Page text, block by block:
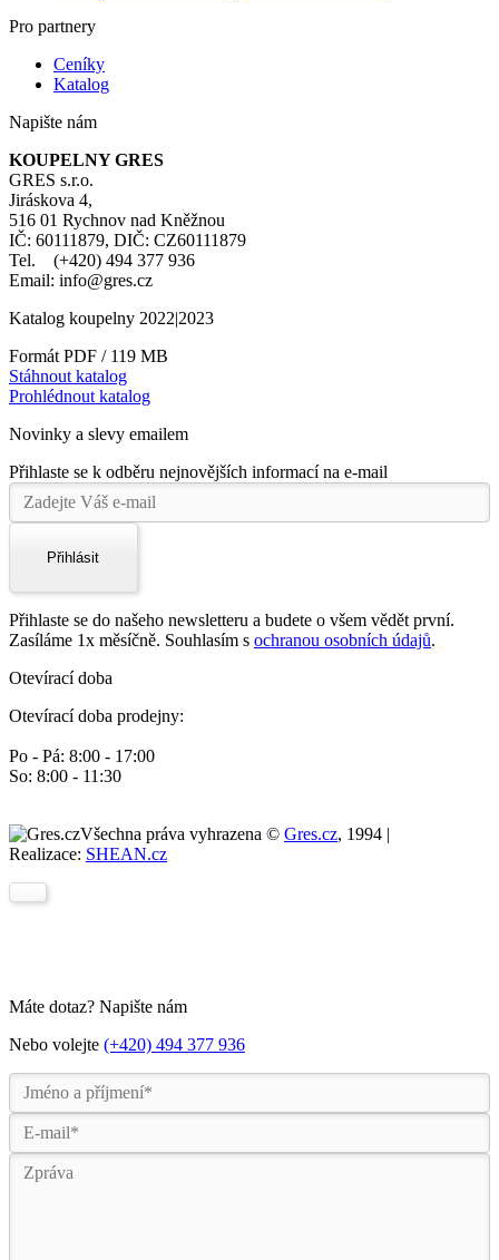
Pro partnery
Ceníky
Katalog
Napište nám
KOUPELNY GRES
GRES s.r.o.
Jiráskova 4,
516 01 Rychnov nad Kněžnou
IČ: 60111879, DIČ: CZ60111879
Tel. (+420) 494 377 936
Email: info@gres.cz
Katalog koupelny 2022|2023
Formát PDF / 119 MB
Stáhnout katalog
Prohlédnout katalog
Novinky a slevy emailem
Přihlaste se k odběru nejnovějších informací na e-mail
Přihlásit
Přihlaste se do našeho newsletteru a budete o všem vědět první.
Zasíláme 1x měsíčně. Souhlasím s ochranou osobních údajů.
Otevírací doba
Otevírací doba prodejny:
Po - Pá: 8:00 - 17:00
So: 8:00 - 11:30
Všechna práva vyhrazena © Gres.cz, 1994 |
Realizace: SHEAN.cz
Máte dotaz? Napište nám
Nebo volejte (+420) 494 377 936